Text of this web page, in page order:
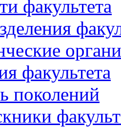
факультета
факультета
поколений